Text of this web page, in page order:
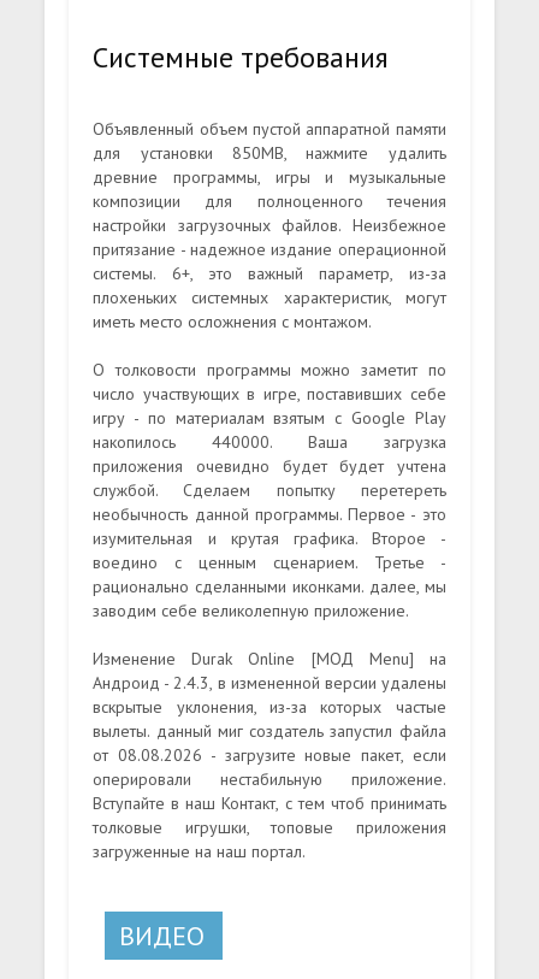
Системные требования
Объявленный объем пустой аппаратной памяти
для установки 850MB, нажмите удалить
древние программы, игры и музыкальные
композиции для полноценного течения
настройки загрузочных файлов. Неизбежное
притязание - надежное издание операционной
системы. 6+, это важный параметр, из-за
плохеньких системных характеристик, могут
иметь место осложнения с монтажом.
О толковости программы можно заметит по
число участвующих в игре, поставивших себе
игру - по материалам взятым с Google Play
накопилось 440000. Ваша загрузка
приложения очевидно будет будет учтена
службой. Сделаем попытку перетереть
необычность данной программы. Первое - это
изумительная и крутая графика. Второе -
воедино с ценным сценарием. Третье -
рационально сделанными иконками. далее, мы
заводим себе великолепную приложение.
Изменение Durak Online [МОД Menu] на
Андроид - 2.4.3, в измененной версии удалены
вскрытые уклонения, из-за которых частые
вылеты. данный миг создатель запустил файла
от 08.08.2026 - загрузите новые пакет, если
оперировали нестабильную приложение.
Вступайте в наш Контакт, с тем чтоб принимать
толковые игрушки, топовые приложения
загруженные на наш портал.
ВИДЕО